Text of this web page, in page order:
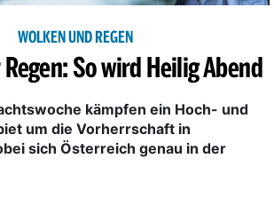
WOLKEN UND REGEN
So wird Heilig Abend
kämpfen ein Hoch- und
um die Vorherrschaft in
sich Österreich genau in der